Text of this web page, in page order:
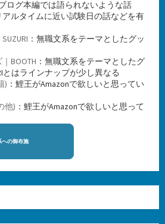
ログ本編では語られないような話
ルタイムに近い試験日の話などを有
：無職文系をテーマとしたグッ
BOOTH ：無職文系をテーマとしたグ
とはラインナップが少し異なる
) ：鯉王がAmazonで欲しいと思ってい
他) ：鯉王がAmazonで欲しいと思って